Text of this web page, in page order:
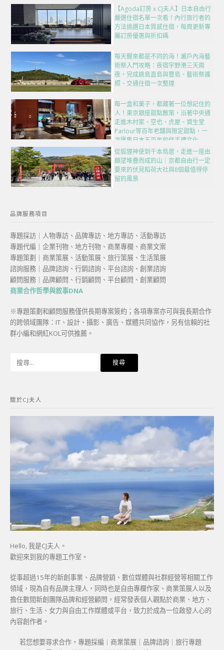
【Agoda訂房 x CJ夫人】日本自由行
嚴選住宿名單一次看！內行旅行者的
方法挑選日本質感住宿，每周更新專
屬訂房優惠與折扣碼
每天醒來都是不同的海！瀨戶內海藝
術祭入門攻略：夜宿宇野港三天兩
夜，完成跳島直島與豐島、藝術祭護
照、交通住宿一次整理
每一盒和菓子，都藏著一位想記住的
人！東京銀座甜點散策，沿著中央通
走進木村家、空也、虎屋、資生堂
Parlour等百年老舖與限定甜點，一
次匯集日本五百年的伴手禮文化
從狐狸神使到千本鳥居，走進一座由
願望堆疊而成的山｜京都自由行一定
要來的伏見稻荷大社與8個最值得停
留的風景
品牌服務項目
專題採訪｜人物專訪、品牌專訪、地方專訪、活動專訪
專題代編｜企業刊物、地方刊物、商業專欄、商業文案
專題策劃｜商業策展、活動策展、旅行策展、生活策展
諮詢服務｜品牌諮詢、行銷諮詢、平台諮詢、創業諮詢
顧問服務｜品牌顧問、行銷顧問、平台顧問、創業顧問
商業合作哲學與敘事DNA
※專題策劃和顧問服務僅供長期專案簽約；各項專案亦可與我長期合作
的跨領域團隊：IT、設計、攝影、廣告、媒體共同協作，另有信賴的社
群小編和網紅KOL可供推薦。
字:
關於CJ夫人
Hello, 我是CJ夫人。
歡迎來到我的專題工作室。
從事超過15年的新創事業、品牌營銷、數位媒體與社群經營等相關工作
領域，現為自有品牌主理人，同時也是自由專欄作家、商業策展人以及
擔任數間新創團隊品牌和經營顧問，經常發表個人觀點於商業、地方、
旅行、生活、女力與自由工作媒體或平台，致力於成為一位啟發人心的
內容創作者。
若您想要尋求合作，專題採編｜商業策展｜品牌諮詢｜旅行專題